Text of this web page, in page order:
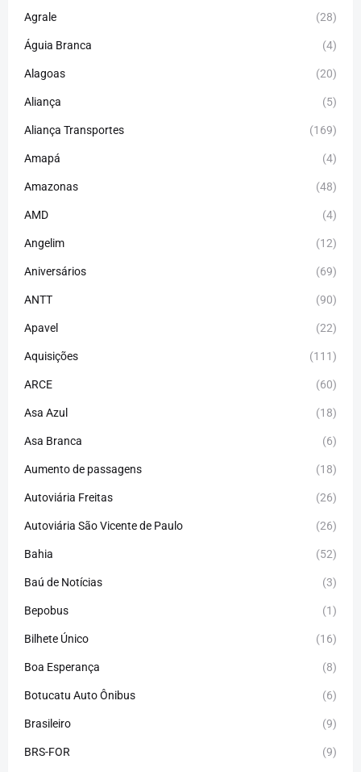
Agrale (28)
Águia Branca (4)
Alagoas (20)
Aliança (5)
Aliança Transportes (169)
Amapá (4)
Amazonas (48)
AMD (4)
Angelim (12)
Aniversários (69)
ANTT (90)
Apavel (22)
Aquisições (111)
ARCE (60)
Asa Azul (18)
Asa Branca (6)
Aumento de passagens (18)
Autoviária Freitas (26)
Autoviária São Vicente de Paulo (26)
Bahia (52)
Baú de Notícias (3)
Bepobus (1)
Bilhete Único (16)
Boa Esperança (8)
Botucatu Auto Ônibus (6)
Brasileiro (9)
BRS-FOR (9)